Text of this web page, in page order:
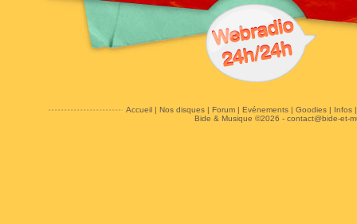
Accueil| Nos disques| Forum| Evénements| Goodies| Infos
Bide & Musique ©2026 - contact@bide-et-